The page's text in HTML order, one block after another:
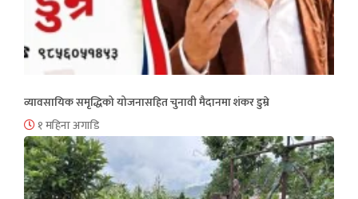
व्यावसायिक समृद्धिको योजनासहित चुनावी मैदानमा शंकर डुम्रे
१ महिना अगाडि